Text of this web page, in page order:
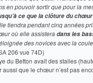
en pouvoir sortir que pour la
ce que la clôture du
tiendra pendant cinq années
où elle assisteradans les
des novices avec la
206 vue 74D)
du Betton avait des stalles
aussi que le chœur n’est pas